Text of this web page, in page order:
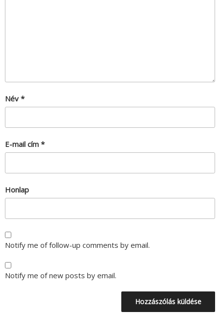
Név *
E-mail cím *
Honlap
Notify me of follow-up comments by email.
Notify me of new posts by email.